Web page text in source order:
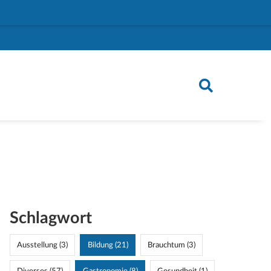
Schlagwort
Ausstellung (3) Bildung (21) Brauchtum (3)